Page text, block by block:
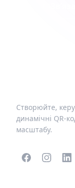
Створюйте,
динамічні QR-
масштабу.